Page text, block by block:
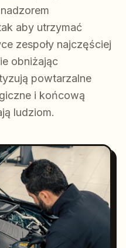
aby utrzymać
zespoły najczęściej
obniżając
powtarzalne
i końcową
ludziom.